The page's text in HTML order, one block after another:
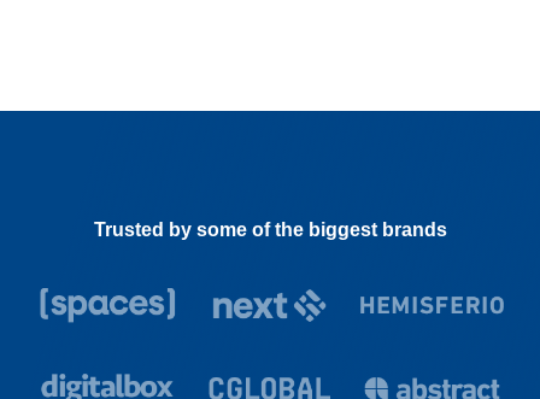
Trusted by some of the biggest brands